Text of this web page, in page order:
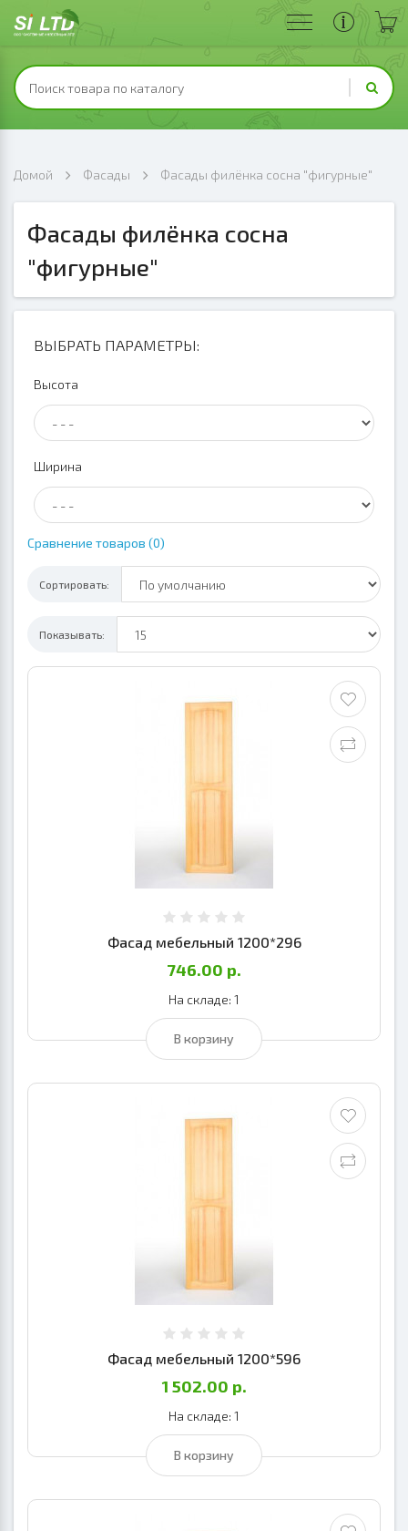
Домой Фасады Фасады филёнка сосна "фигурные"
Фасады филёнка сосна
"фигурные"
ВЫБРАТЬ ПАРАМЕТРЫ:
Высота
Ширина
Сравнение товаров (0)
Сортировать:
Показывать:
Фасад мебельный 1200*296
746.00 р.
На складе: 1
В корзину
Фасад мебельный 1200*596
1 502.00 р.
На складе: 1
В корзину